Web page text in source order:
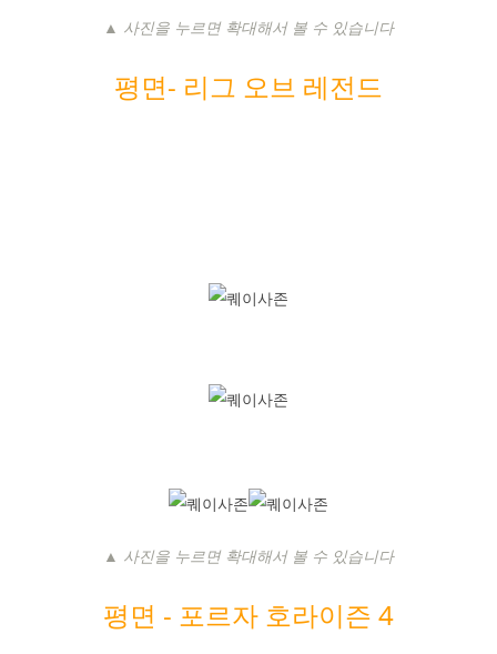
▲ 사진을 누르면 확대해서 볼 수 있습니다
평면- 리그 오브 레전드
▲ 사진을 누르면 확대해서 볼 수 있습니다
평면 - 포르자 호라이즌 4